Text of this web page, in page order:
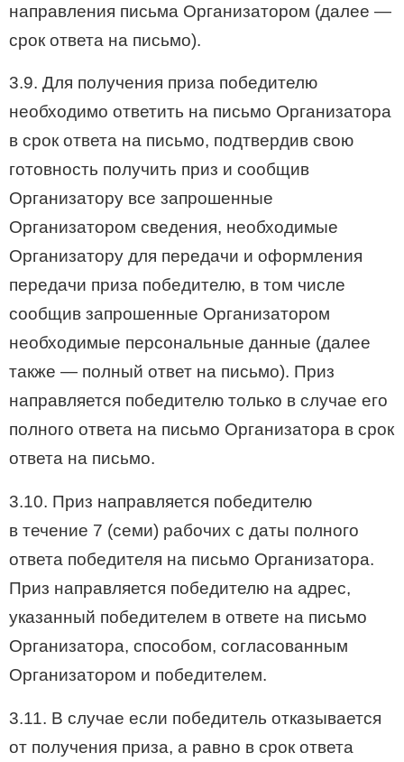
направления письма Организатором (далее —
срок ответа на письмо).
3.9. Для получения приза победителю
необходимо ответить на письмо Организатора
в срок ответа на письмо, подтвердив свою
готовность получить приз и сообщив
Организатору все запрошенные
Организатором сведения, необходимые
Организатору для передачи и оформления
передачи приза победителю, в том числе
сообщив запрошенные Организатором
необходимые персональные данные (далее
также — полный ответ на письмо). Приз
направляется победителю только в случае его
полного ответа на письмо Организатора в срок
ответа на письмо.
3.10. Приз направляется победителю
в течение 7 (семи) рабочих с даты полного
ответа победителя на письмо Организатора.
Приз направляется победителю на адрес,
указанный победителем в ответе на письмо
Организатора, способом, согласованным
Организатором и победителем.
3.11. В случае если победитель отказывается
от получения приза, а равно в срок ответа